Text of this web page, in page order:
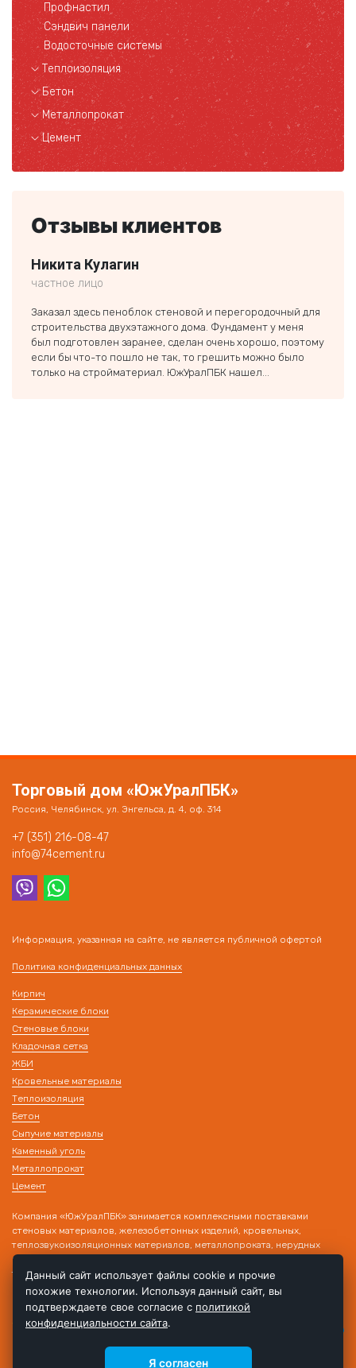
Профнастил
Сэндвич панели
Водосточные системы
Теплоизоляция
Бетон
Металлопрокат
Цемент
Отзывы клиентов
Никита Кулагин
частное лицо
Заказал здесь пеноблок стеновой и перегородочный для
строительства двухэтажного дома. Фундамент у меня
был подготовлен заранее, сделан очень хорошо, поэтому
если бы что-то пошло не так, то грешить можно было
только на стройматериал. ЮжУралПБК нашел...
Торговый дом «ЮжУралПБК»
Россия, Челябинск, ул. Энгельса, д. 4, оф. 314
+7 (351) 216-08-47
info@74cement.ru
Информация, указанная на сайте, не является публичной офертой
Политика конфиденциальных данных
Кирпич
Керамические блоки
Стеновые блоки
Кладочная сетка
ЖБИ
Кровельные материалы
Теплоизоляция
Бетон
Сыпучие материалы
Каменный уголь
Металлопрокат
Цемент
Компания «ЮжУралПБК» занимается комплексными поставками
стеновых материалов, железобетонных изделий, кровельных,
теплозвукоизоляционных материалов, металлопроката, нерудных
материалов на строительные объекты. Наличие собственного
транспорта и склада позволяет производить поставку товара в день
обращения!
Данный сайт использует файлы cookie и прочие
похожие технологии. Используя данный сайт, вы
подтверждаете свое согласие с политикой
конфиденциальности сайта.
Я согласен